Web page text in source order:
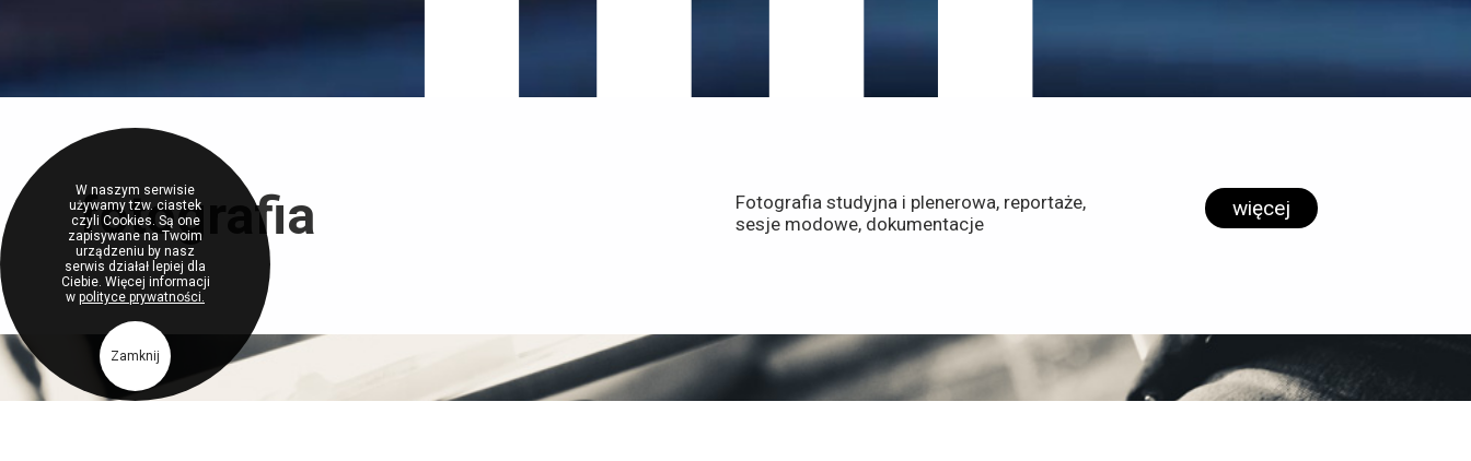
fotografia
Fotografia studyjna i plenerowa, reportaże,
sesje modowe, dokumentacje
więcej
W naszym serwisie
używamy tzw. ciastek
czyli Cookies. Są one
zapisywane na Twoim
urządzeniu by nasz
serwis działał lepiej dla
Ciebie. Więcej informacji
w polityce prywatności.
Zamknij